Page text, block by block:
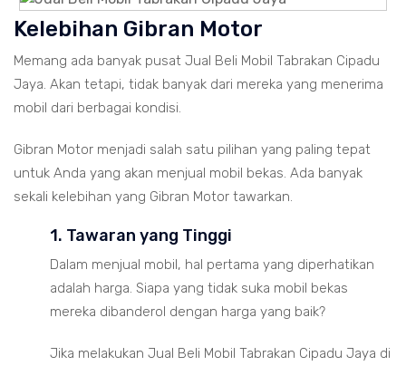
Kelebihan Gibran Motor
Memang ada banyak pusat Jual Beli Mobil Tabrakan Cipadu
Jaya. Akan tetapi, tidak banyak dari mereka yang menerima
mobil dari berbagai kondisi.
Gibran Motor menjadi salah satu pilihan yang paling tepat
untuk Anda yang akan menjual mobil bekas. Ada banyak
sekali kelebihan yang Gibran Motor tawarkan.
1. Tawaran yang Tinggi
Dalam menjual mobil, hal pertama yang diperhatikan
adalah harga. Siapa yang tidak suka mobil bekas
mereka dibanderol dengan harga yang baik?
Jika melakukan Jual Beli Mobil Tabrakan Cipadu Jaya di